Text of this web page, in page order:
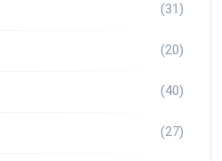
(31)
(20)
(40)
(27)